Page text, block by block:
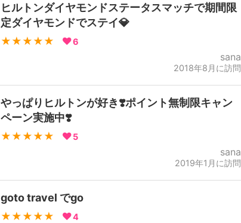
ヒルトンダイヤモンドステータスマッチで期間限
定ダイヤモンドでステイ💎
★★★★★ 6
sana
2018年8月に訪問
やっぱりヒルトンが好き❣️ポイント無制限キャン
ペーン実施中❣️
★★★★★ 5
sana
2019年1月に訪問
goto travel でgo
★★★★★ 4